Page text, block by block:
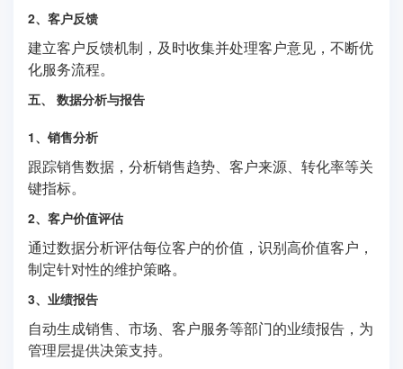
2、客户反馈
建立客户反馈机制，及时收集并处理客户意见，不断优
化服务流程。
五、 数据分析与报告
1、销售分析
跟踪销售数据，分析销售趋势、客户来源、转化率等关
键指标。
2、客户价值评估
通过数据分析评估每位客户的价值，识别高价值客户，
制定针对性的维护策略。
3、业绩报告
自动生成销售、市场、客户服务等部门的业绩报告，为
管理层提供决策支持。